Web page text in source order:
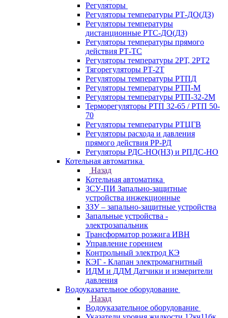
Регуляторы
Регуляторы температуры РТ-ДО(ДЗ)
Регуляторы температуры
дистанционные РТС-ДО(ДЗ)
Регуляторы температуры прямого
действия РТ-ТС
Регуляторы температуры 2РТ, 2РT2
Тягорегуляторы РТ-2Т
Регуляторы температуры РТПД
Регуляторы температуры РТП-M
Регуляторы температуры РТП-32-2М
Терморегуляторы РТП 32-65 / РТП 50-
70
Регуляторы температуры РТЦГВ
Регуляторы расхода и давления
прямого действия РР-РД
Регуляторы РДС-НО(НЗ) и РПДС-НО
Котельная автоматика
Назад
Котельная автоматика
ЗСУ-ПИ Запально-защитные
устройства инжекционные
ЗЗУ – запально-защитные устройства
Запальные устройства -
электрозапальник
Трансформатор розжига ИВН
Управление горением
Контрольный электрод КЭ
КЭГ - Клапан электромагнитный
ИДМ и ДДМ Датчики и измерители
давления
Водоуказательное оборудование
Назад
Водоуказательное оборудование